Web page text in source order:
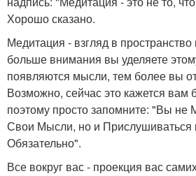
Хорошо сказано.
Медитация - взгляд в
больше внимания вы уделяете
появляются мысли, тем более вы
Возможно, сейчас это кажется вам
поэтому просто запомните: "Вы не
Свои Мысли, но и Прислушиваться
Обязательно".
Все вокруг вас - проекция вас